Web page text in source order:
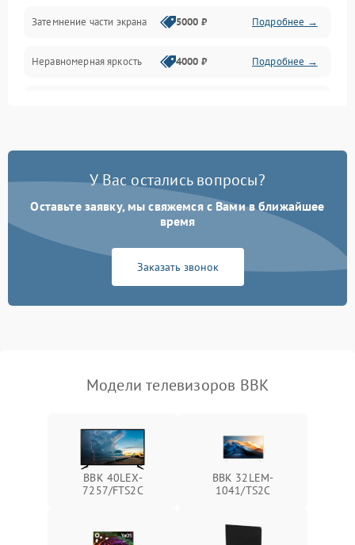
Механические повреждения
Программное обеспечение
Сеть и подключения
Аудио
Сетевая
Затемнение части экрана 5000 ₽ Подробнее →
Неравномерная яркость 4000 ₽ Подробнее →
У Вас остались вопросы?
Оставьте заявку, мы свяжемся с Вами в ближайшее
время
Заказать звонок
Модели телевизоров BBK
BBK 40LEX-
7257/FTS2C
BBK 32LEM-
1041/TS2C